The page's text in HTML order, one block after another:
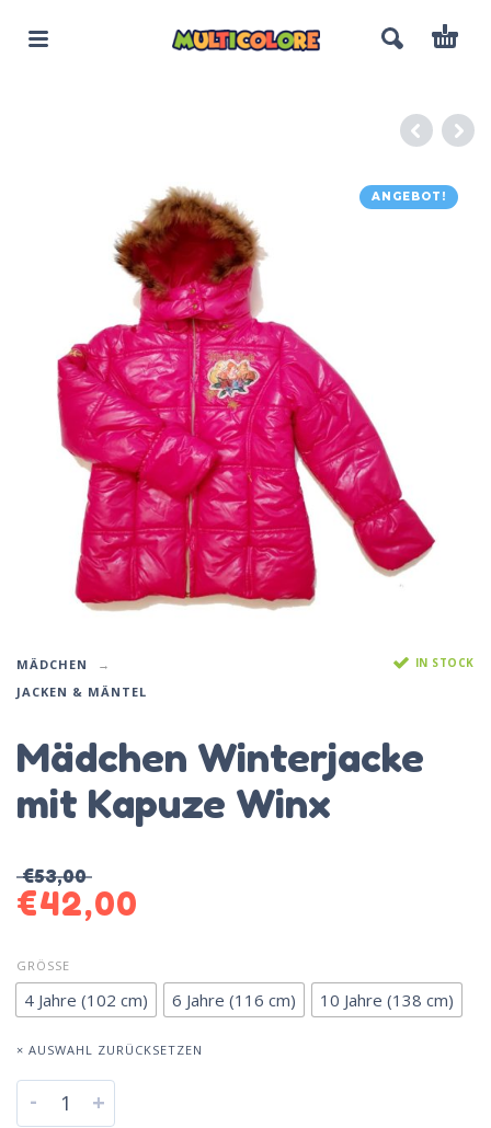
ANGEBOT!
MÄDCHEN
JACKEN & MÄNTEL
IN STOCK
Mädchen Winterjacke
mit Kapuze Winx
€53,00
€42,00
GRÖSSE
4 Jahre (102 cm) 6 Jahre (116 cm) 10 Jahre (138 cm)
× AUSWAHL ZURÜCKSETZEN
- +